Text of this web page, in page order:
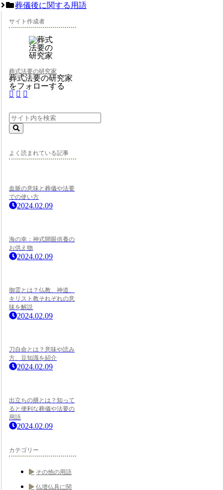
葬儀後に関する用語
サイト作成者
葬式法要の研究家
葬式法要の研究家
をフォローする
よく読まれている記事
血脈の意味と葬儀や法要
での使い方
2024.02.09
海の幸：神式開眼供養の
お供え物
2024.02.09
御霊とは？仏教、神道、
キリスト教それぞれの意
味を解説
2024.02.09
刀自命とは？意味や読み
方、豆知識を紹介
2024.02.09
出立ちの膳とは？知って
ると便利な葬儀や法要の
用語
2024.02.09
カテゴリー
その他の用語
仏壇仏具に関